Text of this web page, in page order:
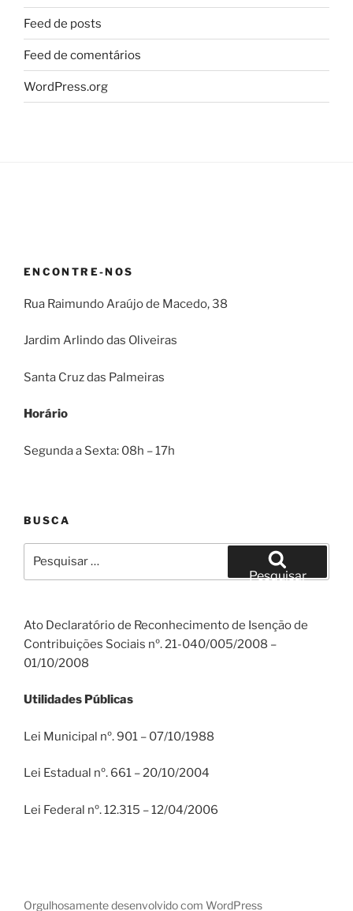
Feed de posts
Feed de comentários
WordPress.org
ENCONTRE-NOS
Rua Raimundo Araújo de Macedo, 38
Jardim Arlindo das Oliveiras
Santa Cruz das Palmeiras
Horário
Segunda a Sexta: 08h – 17h
BUSCA
por:
Pesquisar
Ato Declaratório de Reconhecimento de Isenção de
Contribuições Sociais nº. 21-040/005/2008 –
01/10/2008
Utilidades Públicas
Lei Municipal nº. 901 – 07/10/1988
Lei Estadual nº. 661 – 20/10/2004
Lei Federal nº. 12.315 – 12/04/2006
Orgulhosamente desenvolvido com WordPress